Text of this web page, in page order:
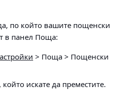
по който вашите пощенски
в панел Поща:
> Поща > Пощенски
искате да преместите.